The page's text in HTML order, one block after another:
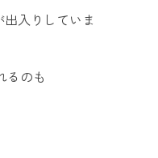
入りしていま
るのも